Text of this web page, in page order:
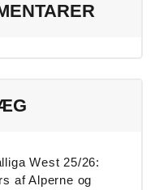
West 25/26:
af Alperne og